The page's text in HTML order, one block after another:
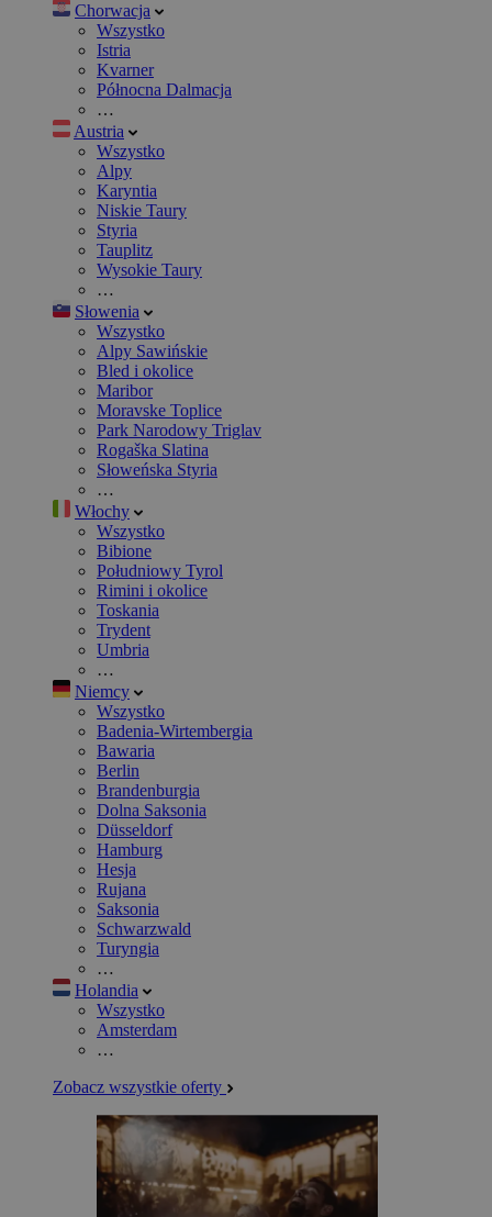
Chorwacja
Wszystko
Istria
Kvarner
Północna Dalmacja
…
Austria
Wszystko
Alpy
Karyntia
Niskie Taury
Styria
Tauplitz
Wysokie Taury
…
Słowenia
Wszystko
Alpy Sawińskie
Bled i okolice
Maribor
Moravske Toplice
Park Narodowy Triglav
Rogaška Slatina
Słoweńska Styria
…
Włochy
Wszystko
Bibione
Południowy Tyrol
Rimini i okolice
Toskania
Trydent
Umbria
…
Niemcy
Wszystko
Badenia-Wirtembergia
Bawaria
Berlin
Brandenburgia
Dolna Saksonia
Düsseldorf
Hamburg
Hesja
Rujana
Saksonia
Schwarzwald
Turyngia
…
Holandia
Wszystko
Amsterdam
…
Zobacz wszystkie oferty